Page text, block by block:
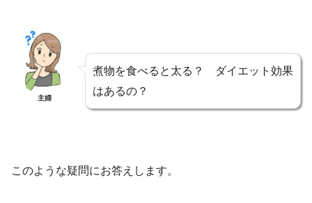
主婦
煮物を食べると太る？ ダイエット効果
はあるの？
このような疑問にお答えします。